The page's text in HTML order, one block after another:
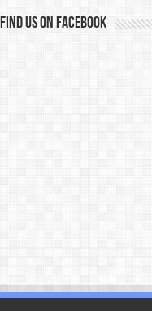
Find us on Facebook